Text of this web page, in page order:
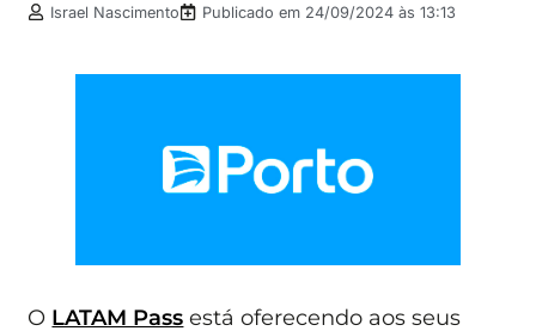
Israel Nascimento Publicado em 24/09/2024 às 13:13
O LATAM Pass está oferecendo aos seus